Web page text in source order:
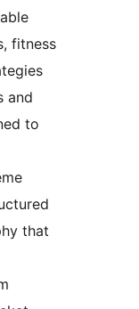
fitness
and
to
that